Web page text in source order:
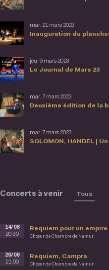
Inauguration du
mar. 21 mars 2023
Le Journal de Mars 23
jeu. 9 mars 2023
Deuxième édition de la
mar. 7 mars 2023
SOLOMON, HANDEL |
mar. 7 mars 2023
Concerts à venir Tous
Requiem pour un empire
Chœur de Chambre de Namur
14/08
20:30
Requiem, Campra
Chœur de Chambre de Namur
20/08
21:00